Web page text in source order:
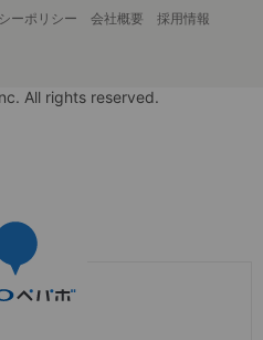
ーポリシー 会社概要
採用情報
All rights reserved.